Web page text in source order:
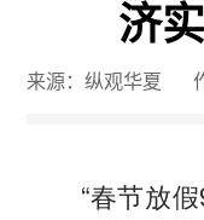
济
来源：纵观华夏
“春节放